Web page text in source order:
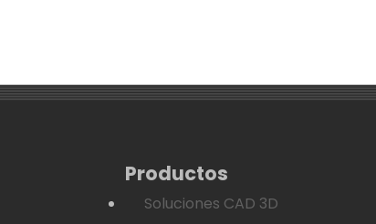
Productos
Soluciones CAD 3D